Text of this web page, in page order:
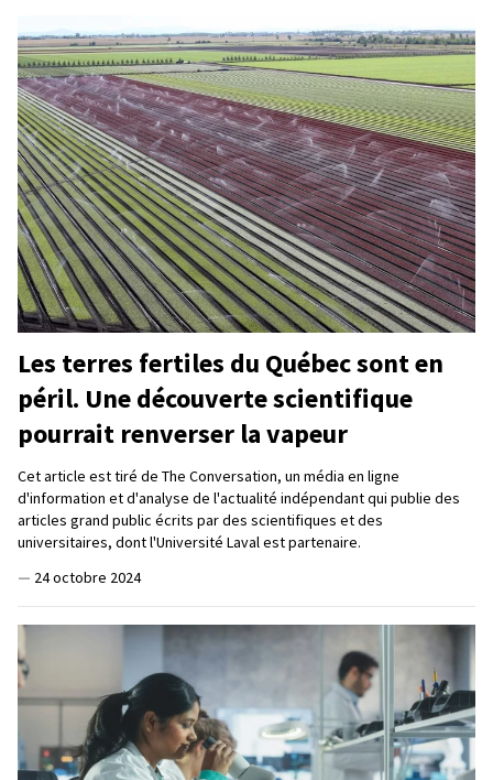
Les terres fertiles du Québec sont en
péril. Une découverte scientifique
pourrait renverser la vapeur
Cet article est tiré de The Conversation, un média en ligne
d'information et d'analyse de l'actualité indépendant qui publie des
articles grand public écrits par des scientifiques et des
universitaires, dont l'Université Laval est partenaire.
— 24 octobre 2024